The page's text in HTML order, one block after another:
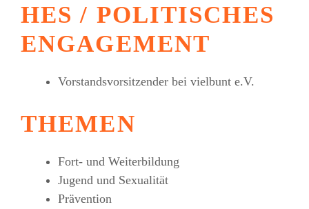
HES / POLITISCHES
ENGAGEMENT
Vorstandsvorsitzender bei vielbunt e.V.
THEMEN
Fort- und Weiterbildung
Jugend und Sexualität
Prävention